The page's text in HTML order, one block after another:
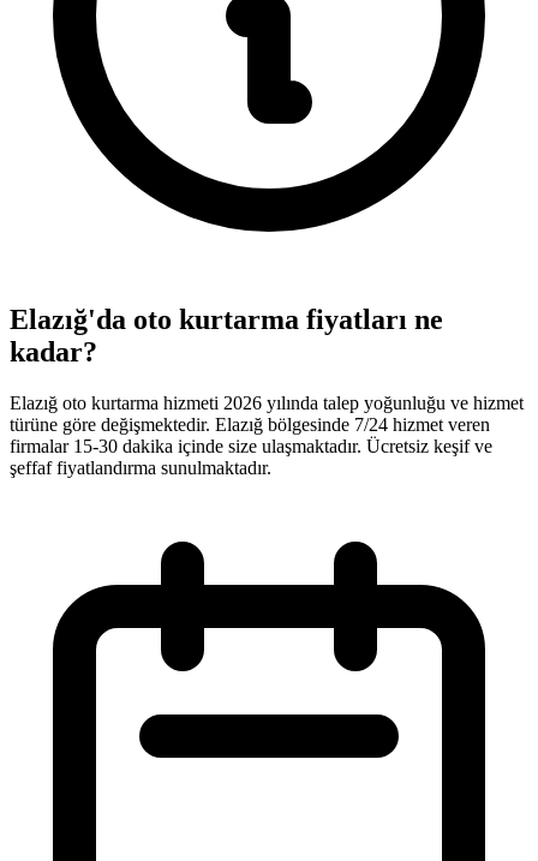
Elazığ'da oto kurtarma fiyatları ne
kadar?
Elazığ oto kurtarma hizmeti 2026 yılında talep yoğunluğu ve hizmet
türüne göre değişmektedir. Elazığ bölgesinde 7/24 hizmet veren
firmalar 15-30 dakika içinde size ulaşmaktadır. Ücretsiz keşif ve
şeffaf fiyatlandırma sunulmaktadır.